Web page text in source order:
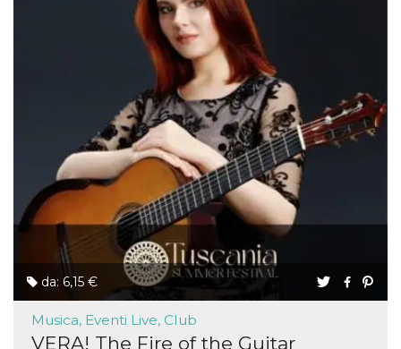
da: 6,15 €
Musica, Eventi Live, Club
VERA! The Fire of the Guitar